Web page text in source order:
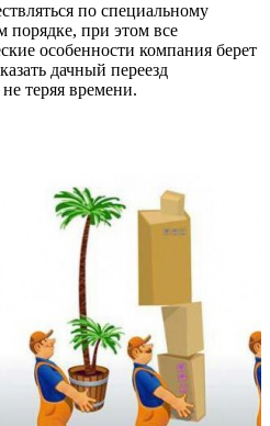
по специальному
порядке, при этом все
особенности компания берет
дачный переезд
теряя времени.